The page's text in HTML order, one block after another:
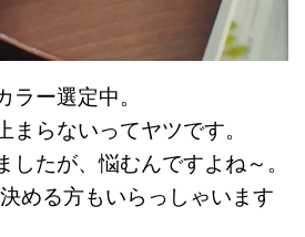
ラー選定中。
まらないってヤツです。
したが、悩むんですよね～。
める方もいらっしゃいます